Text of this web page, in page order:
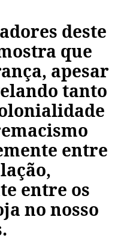
deste
que
apesar
tanto
entre
entre os
no nosso